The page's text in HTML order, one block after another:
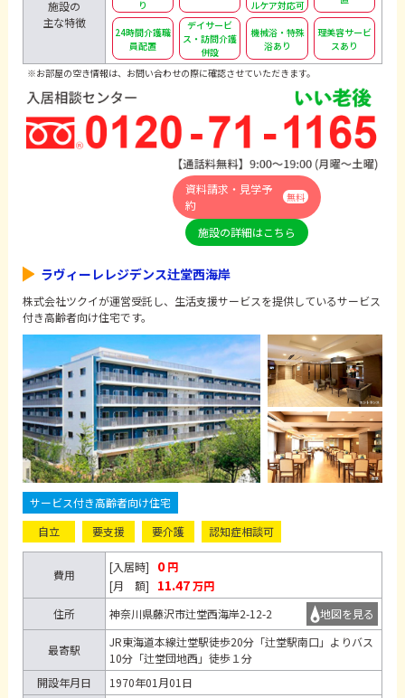
施設の
主な特徴
り
ルケア対応可
24時間介護職
員配置
デイサービ
ス・訪問介護
併設
機械浴・特殊
浴あり
理美容サービ
スあり
※お部屋の空き情報は、お問い合わせの際に確認させていただきます。
資料請求・見学予
約
無料
施設の詳細はこちら
ラヴィーレレジデンス辻堂西海岸
株式会社ツクイが運営受託し、生活支援サービスを提供しているサービス
付き高齢者向け住宅です。
サービス付き高齢者向け住宅
自立
要支援 要介護 認知症相談可
費用
[入居時] 0 円
[月 額]
11.47万円
住所
神奈川県藤沢市辻堂西海岸2-12-2 地図を見る
最寄駅
JR東海道本線辻堂駅徒歩20分「辻堂駅南口」よりバス
10分「辻堂団地西」徒歩１分
開設年月日
1970年01月01日